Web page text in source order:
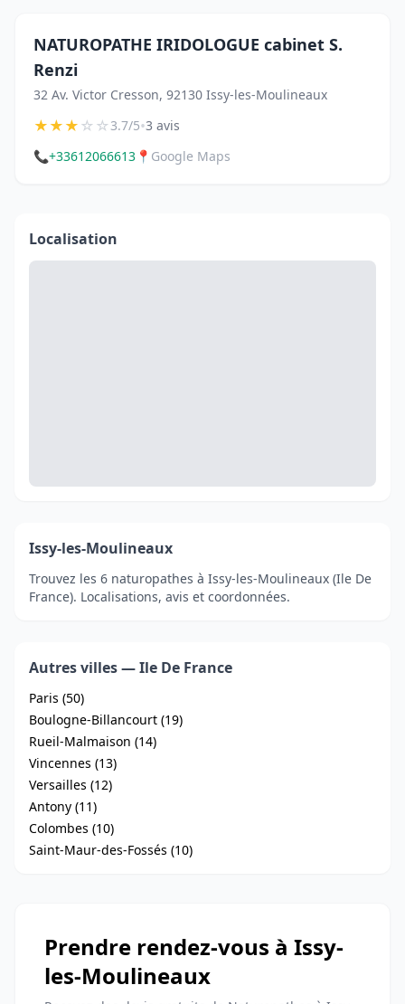
NATUROPATHE IRIDOLOGUE cabinet S.
Renzi
32 Av. Victor Cresson, 92130 Issy-les-Moulineaux
★★★☆☆3.7/5•3 avis
📞+33612066613 📍 Google Maps
Localisation
Issy-les-Moulineaux
Trouvez les 6 naturopathes à Issy-les-Moulineaux (Ile De
France). Localisations, avis et coordonnées.
Autres villes — Ile De France
Paris (50)
Boulogne-Billancourt (19)
Rueil-Malmaison (14)
Vincennes (13)
Versailles (12)
Antony (11)
Colombes (10)
Saint-Maur-des-Fossés (10)
Prendre rendez-vous à Issy-
les-Moulineaux